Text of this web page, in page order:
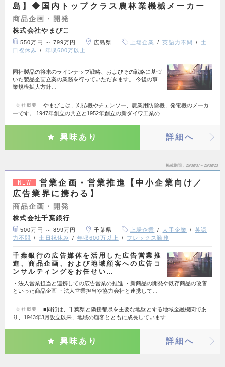
島】◆国内トップクラス農林業機械メーカー
商品企画・開発
株式会社やまびこ
550万円 ～ 799万円 広島県 上場企業 英語力不問
土
日祝休み
年収600万以上
同社製品の将来のラインナップ戦略、およびその戦略に基づ
いた製品企画立案の業務を行っていただきます。 今後の事
業規模拡大方針…
会社概要
やまびこは、刈払機やチェンソー、農業用防除機、発電機のメーカ
ーです。 1947年創立の共立と1952年創立の新ダイワ工業の…
興味あり 詳細へ
掲載期間 26/08/07～26/08/20
NEW
営業企画・営業推進【中小企業向け／
広告業界に携わる】
商品企画・開発
株式会社千葉銀行
500万円 ～ 899万円 千葉県 上場企業 大手企業
英語
力不問
土日祝休み 年収600万以上 フレックス勤務
千葉銀行の広告媒体を活用した広告営業推
進、商品企画、および地域顧客への広告コ
ンサルティングをお任せい…
・法人営業担当と連携しての広告営業の推進 ・新商品の開発や既存商品の改善
といった商品企画 ・法人営業担当や協力会社と連携して…
会社概要
■同行は、千葉県と隣接都県を主要な地盤とする地域金融機関であ
り、1943年3月設立以来、地域の顧客とともに成長しています…
興味あり 詳細へ